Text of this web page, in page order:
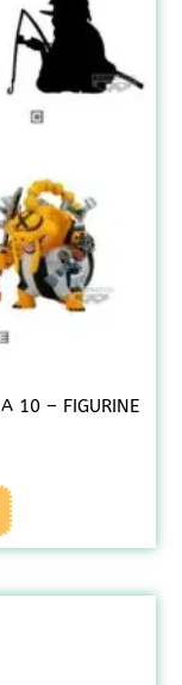
10 – FIGURINE